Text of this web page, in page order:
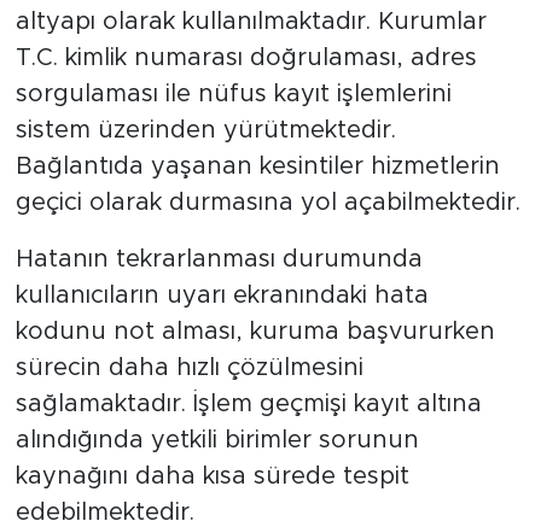
altyapı olarak kullanılmaktadır. Kurumlar
T.C. kimlik numarası doğrulaması, adres
sorgulaması ile nüfus kayıt işlemlerini
sistem üzerinden yürütmektedir.
Bağlantıda yaşanan kesintiler hizmetlerin
geçici olarak durmasına yol açabilmektedir.
Hatanın tekrarlanması durumunda
kullanıcıların uyarı ekranındaki hata
kodunu not alması, kuruma başvururken
sürecin daha hızlı çözülmesini
sağlamaktadır. İşlem geçmişi kayıt altına
alındığında yetkili birimler sorunun
kaynağını daha kısa sürede tespit
edebilmektedir.